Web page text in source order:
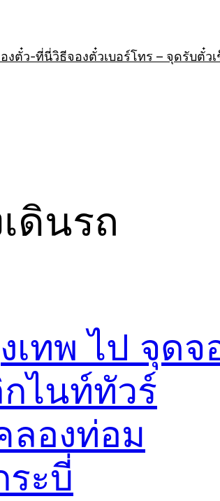
งตั๋ว-ที่นี่วิธีจองตั๋วเบอร์โทร – จุดรับตั๋ว
ดินรถ
เทพ ไป จุดจ
ไนท์ทัวร์
ลองท่อม
ระบี่